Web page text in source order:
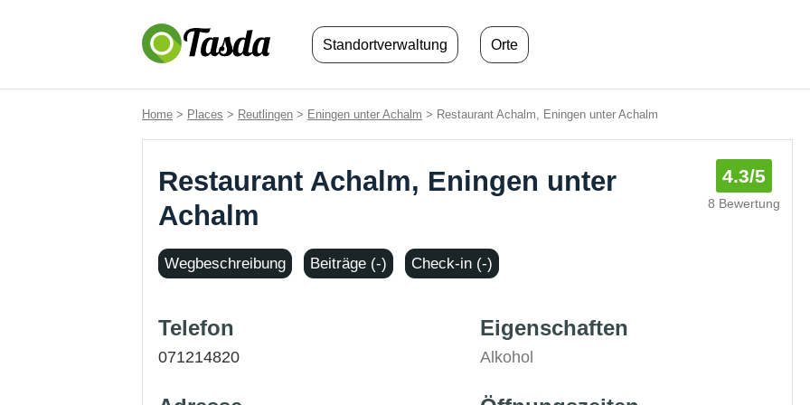
Standortverwaltung Orte
Home > Places > Reutlingen > Eningen unter Achalm > Restaurant Achalm, Eningen unter Achalm
Restaurant Achalm, Eningen unter
Achalm
4.3/5
8 Bewertung
Wegbeschreibung Beiträge (-) Check-in (-)
Telefon
071214820
Eigenschaften
Alkohol